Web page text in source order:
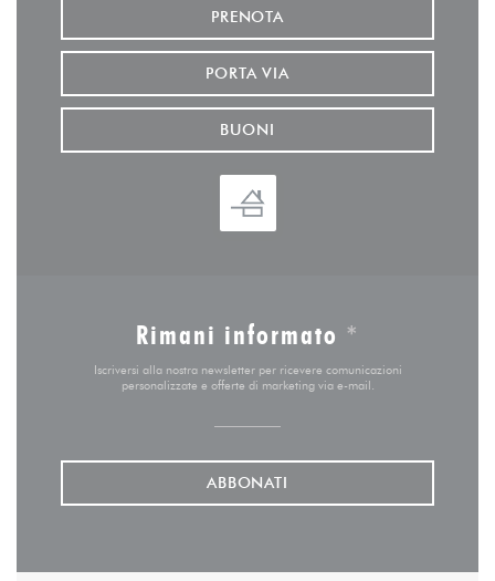
PRENOTA
PORTA VIA
BUONI
Rimani informato *
Iscriversi alla nostra newsletter per ricevere comunicazioni
personalizzate e offerte di marketing via e-mail.
ABBONATI